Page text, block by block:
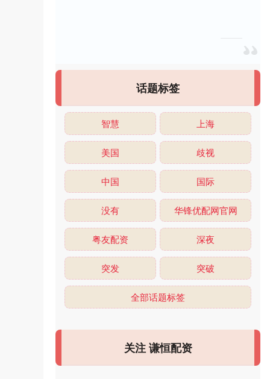
话题标签
智慧 上海
美国 歧视
中国 国际
没有 华锋优配网官网
粤友配资 深夜
突发 突破
全部话题标签
关注 谦恒配资